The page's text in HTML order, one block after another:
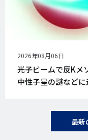
公
開
日
2026年08月06日
光子ビームで反Kメ
中性子星の謎など
最新